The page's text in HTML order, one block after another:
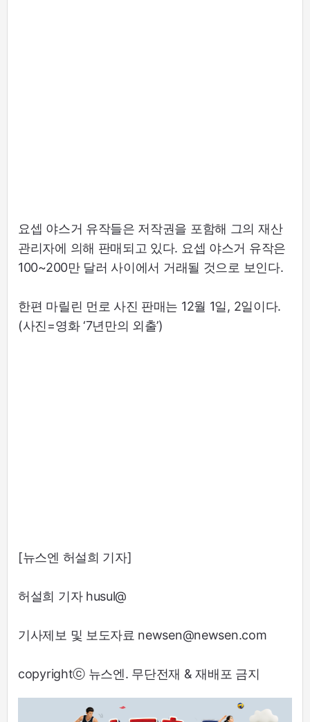
요셉 야스거 유작들은 저작권을 포함해 그의 재산
관리자에 의해 판매되고 있다. 요셉 야스거 유작은
100~200만 달러 사이에서 거래될 것으로 보인다.
한편 마릴린 먼로 사진 판매는 12월 1일, 2일이다.
(사진=영화 ‘7년만의 외출’)
[뉴스엔 허설희 기자]
허설희 기자 husul@
기사제보 및 보도자료 newsen@newsen.com
copyrightⓒ 뉴스엔. 무단전재 & 재배포 금지